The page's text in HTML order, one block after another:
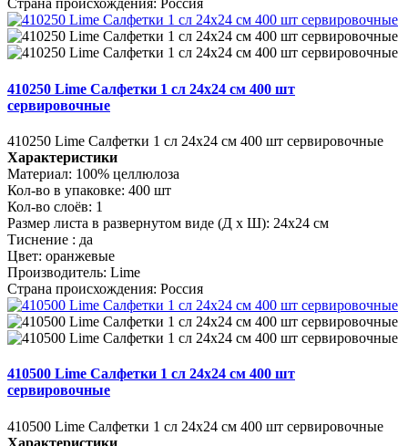
Страна происхождения: Россия
410250 Lime Салфетки 1 сл 24х24 см 400 шт
сервировочные
410250 Lime Салфетки 1 сл 24х24 см 400 шт сервировочные
Характеристики
Материал: 100% целлюлоза
Кол-во в упаковке: 400 шт
Кол-во слоёв: 1
Размер листа в развернутом виде (Д х Ш): 24х24 см
Тиснение : да
Цвет: оранжевые
Производитель: Lime
Страна происхождения: Россия
410500 Lime Салфетки 1 сл 24х24 см 400 шт
сервировочные
410500 Lime Салфетки 1 сл 24х24 см 400 шт сервировочные
Характеристики